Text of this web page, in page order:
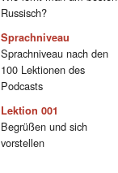
Russisch?
Sprachniveau
Sprachniveau nach den
100 Lektionen des
Podcasts
Lektion 001
Begrüßen und sich
vorstellen